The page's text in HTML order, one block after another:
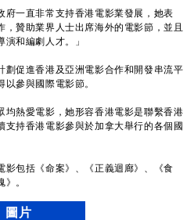
一直非常支持香港電影業發展，她表
贊助業界人士出席海外的電影節，並且
和編劇人才。」
促進香港及亞洲電影合作和開發串流平
參與國際電影節。
熱愛電影，她形容香港電影是聯繫香港
持香港電影參與於加拿大舉行的各個國
包括《命案》、《正義迴廊》、《食
。
圖片